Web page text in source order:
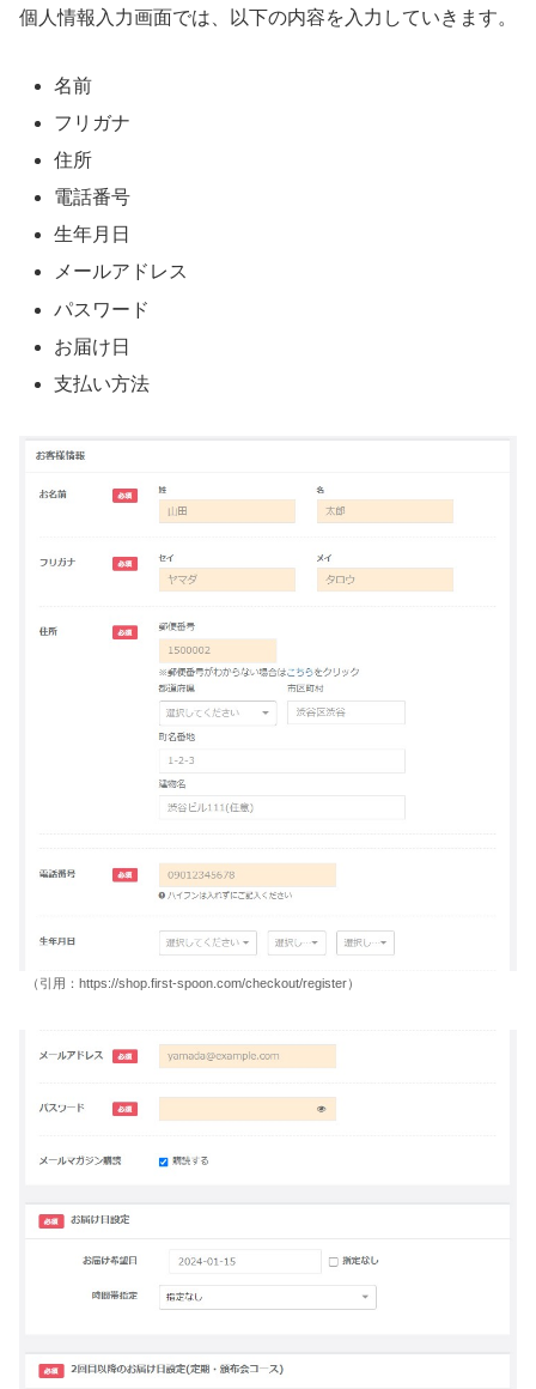
個人情報入力画面では、以下の内容を入力していきます。
名前
フリガナ
住所
電話番号
生年月日
メールアドレス
パスワード
お届け日
支払い方法
（引用：https://shop.first-spoon.com/checkout/register）